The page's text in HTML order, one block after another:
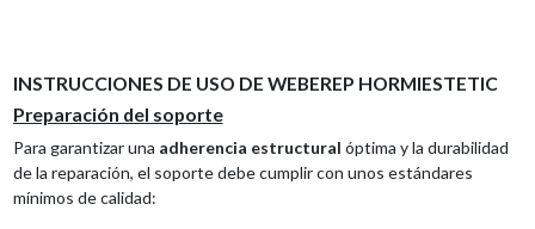
INSTRUCCIONES DE USO DE WEBEREP HORMIESTETIC
Preparación del soporte
Para garantizar una adherencia estructural óptima y la durabilidad
de la reparación, el soporte debe cumplir con unos estándares
mínimos de calidad: